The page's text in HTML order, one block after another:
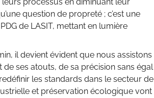
processus en diminuant leur
question de propreté ; c’est une
de LASIT, mettant en lumière
il devient évident que nous assistons
de ses atouts, de sa précision sans égal
les standards dans le secteur de
et préservation écologique vont